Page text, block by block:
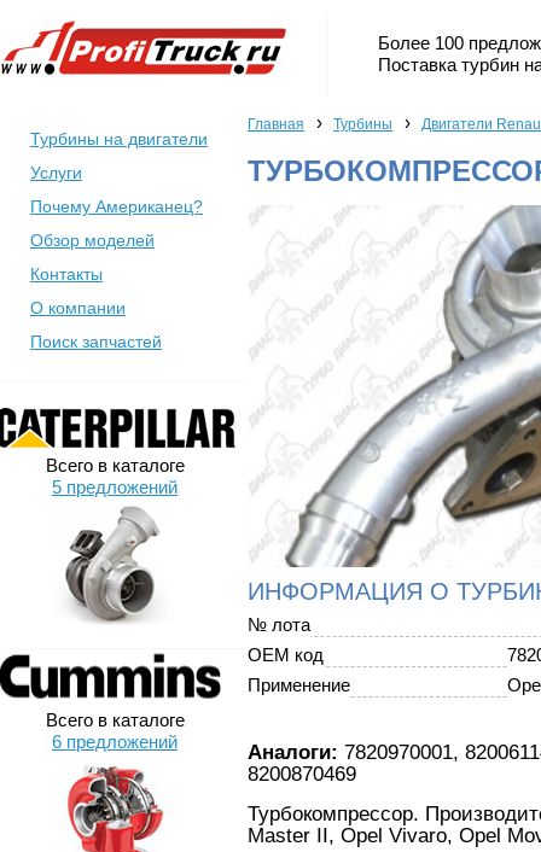
Более 100
Поставка турбин
Турбины на двигатели
Услуги
Почему Американец?
Обзор моделей
Контакты
О компании
Поиск запчастей
Всего в каталоге
5 предложений
Всего в каталоге
6 предложений
Главная › Турбины › Двигатели
ТУРБОКОМПРЕССОР
ИНФОРМАЦИЯ О
№ лота
OEM код
Применение
Аналоги: 7820970001,
8200870469
Турбокомпрессор.
Master II, Opel Vivaro, Opel